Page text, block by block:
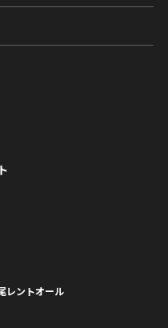
レントオール